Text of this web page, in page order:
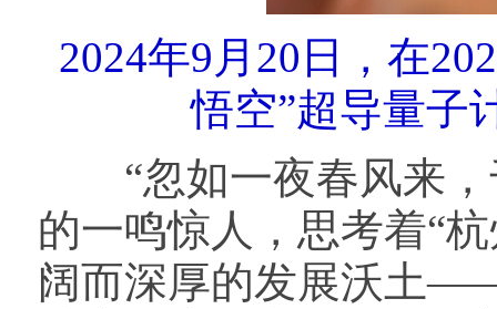
2024年9月20日，在
悟空”超导量子
“忽如一夜春风来，
的一鸣惊人，思考着“
阔而深厚的发展沃土